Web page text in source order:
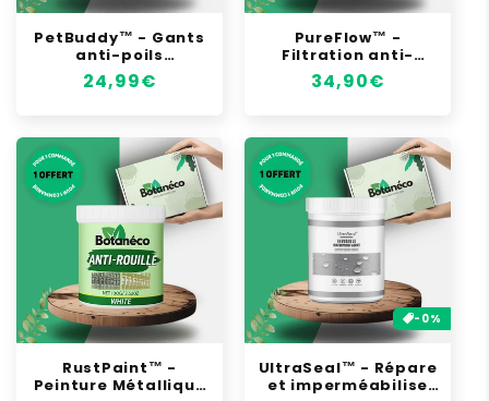
PetBuddy™ - Gants
anti-poils
réutilisable
Prix
24,99€
PureFlow™ -
Filtration anti-
calcaire pour
cheveux et peau
Prix
34,90€
RustPaint™ -
Peinture Métallique
-0%
UltraSeal™ - Répare
et imperméabilise